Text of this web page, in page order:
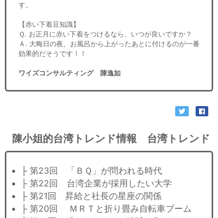
す。
【赤い下着豆知識】
Ｑ. お正月に赤い下着をつけるなら、いつが良いですか？
Ａ. 大晦日の夜、お風呂から上がったあとに付けるのが一番
効果的だそうです！！
ワイズコンサルティング 陳逸如
陳小姐的台湾トレンド情報 台湾トレンド
├ 第23回 「ＢＱ」が問われる時代
├ 第22回 台湾企業が採用したい大学
├ 第21回 昇給と社長の星座の関係
├ 第20回 ＭＲＴと折り畳み自転車ブーム